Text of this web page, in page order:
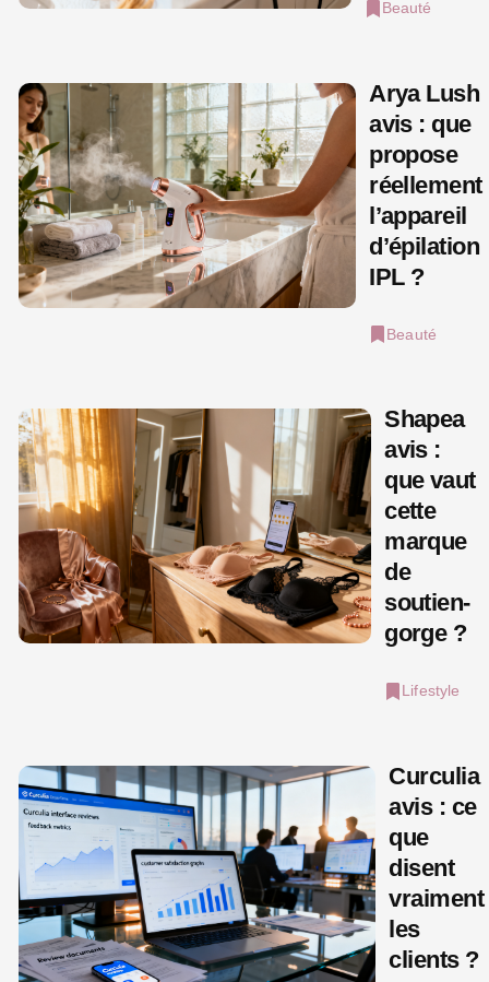
Beauté
Arya Lush
avis : que
propose
réellement
l’appareil
d’épilation
IPL ?
Beauté
Shapea
avis :
que vaut
cette
marque
de
soutien-
gorge ?
Lifestyle
Curculia
avis : ce
que
disent
vraiment
les
clients ?